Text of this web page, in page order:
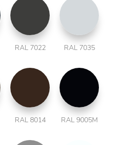
RAL 7022 RAL 7035
RAL 8014 RAL 9005M